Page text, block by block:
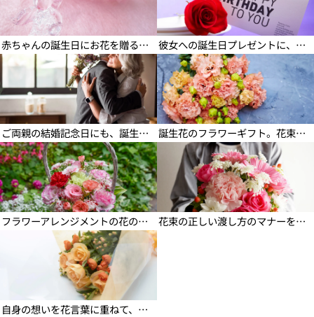
赤ちゃんの誕生日にお花を贈るときのポイントについてお伝えします。 彼女への誕生日プレゼントに、メッセージカードを添えた誕生花を贈りませんか。
両親の結婚記念日に誕生花を
ご両親の結婚記念日にも、誕生花が活躍します
誕生花の人気フラワーギフト
誕生花のフラワーギフト。花束とアレンジメントならどちらを贈る？
アレンジメントの飾り方
フラワーアレンジメントの花の長持ち方法と飾り方・華道家が教える花の楽しむ心
女性へのプレゼントに花束を
花束の正しい渡し方のマナーをシーン別で解説！アレンジメントの持ち方も紹介
誕生花を贈るおすすめのシーン
自身の想いを花言葉に重ねて、愛する人にプレゼント